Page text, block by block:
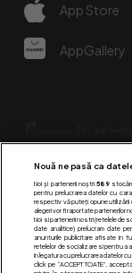
App Store
AppGallery
Nouă ne pasă ca
Noi și partenerii noștri 589
pentru prelucrarea datelor cu
respectiv vă puteți opune utilizării
alegeri vor fi raportate partenerilor
Noi si partenerii nostri (retelele de
date analitice) prelucram date
anunturile publicitare afisate in
retelelor de socializare si pentru a
in legatura cu prelucrarea datelor
click pe “ACCEPT TOATE”,